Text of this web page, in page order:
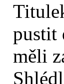
pustit
měli